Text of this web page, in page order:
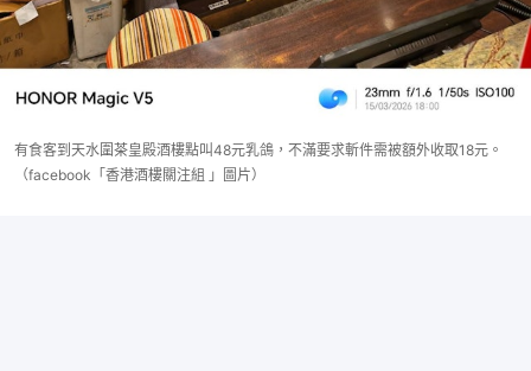
有食客到天水圍茶皇殿酒樓點叫48元乳鴿，不滿要求斬件需被額外收取18元。
（facebook「香港酒樓關注組 」圖片）